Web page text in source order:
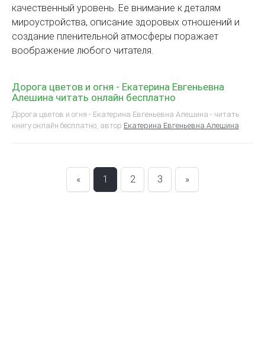
качественный уровень. Ее внимание к деталям
мироустройства, описание здоровых отношений и
создание пленительной атмосферы поражает
воображение любого читателя.
Дорога цветов и огня - Екатерина Евгеньевна
Алешина читать онлайн бесплатно
Дорога цветов и огня - Екатерина Евгеньевна Алешина - читать
книгу онлайн бесплатно, автор Екатерина Евгеньевна Алешина
« 1 2 3 »